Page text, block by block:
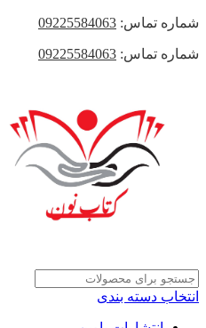
شماره تماس: 09225584063
شماره تماس: 09225584063
انتخاب دسته بندی